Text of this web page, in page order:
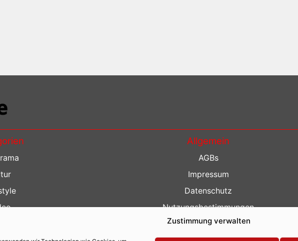
Zustimmung verwalten
Allgemein
AGBs
Impressum
Datenschutz
Nutzungsbestimmungen
Kontakt